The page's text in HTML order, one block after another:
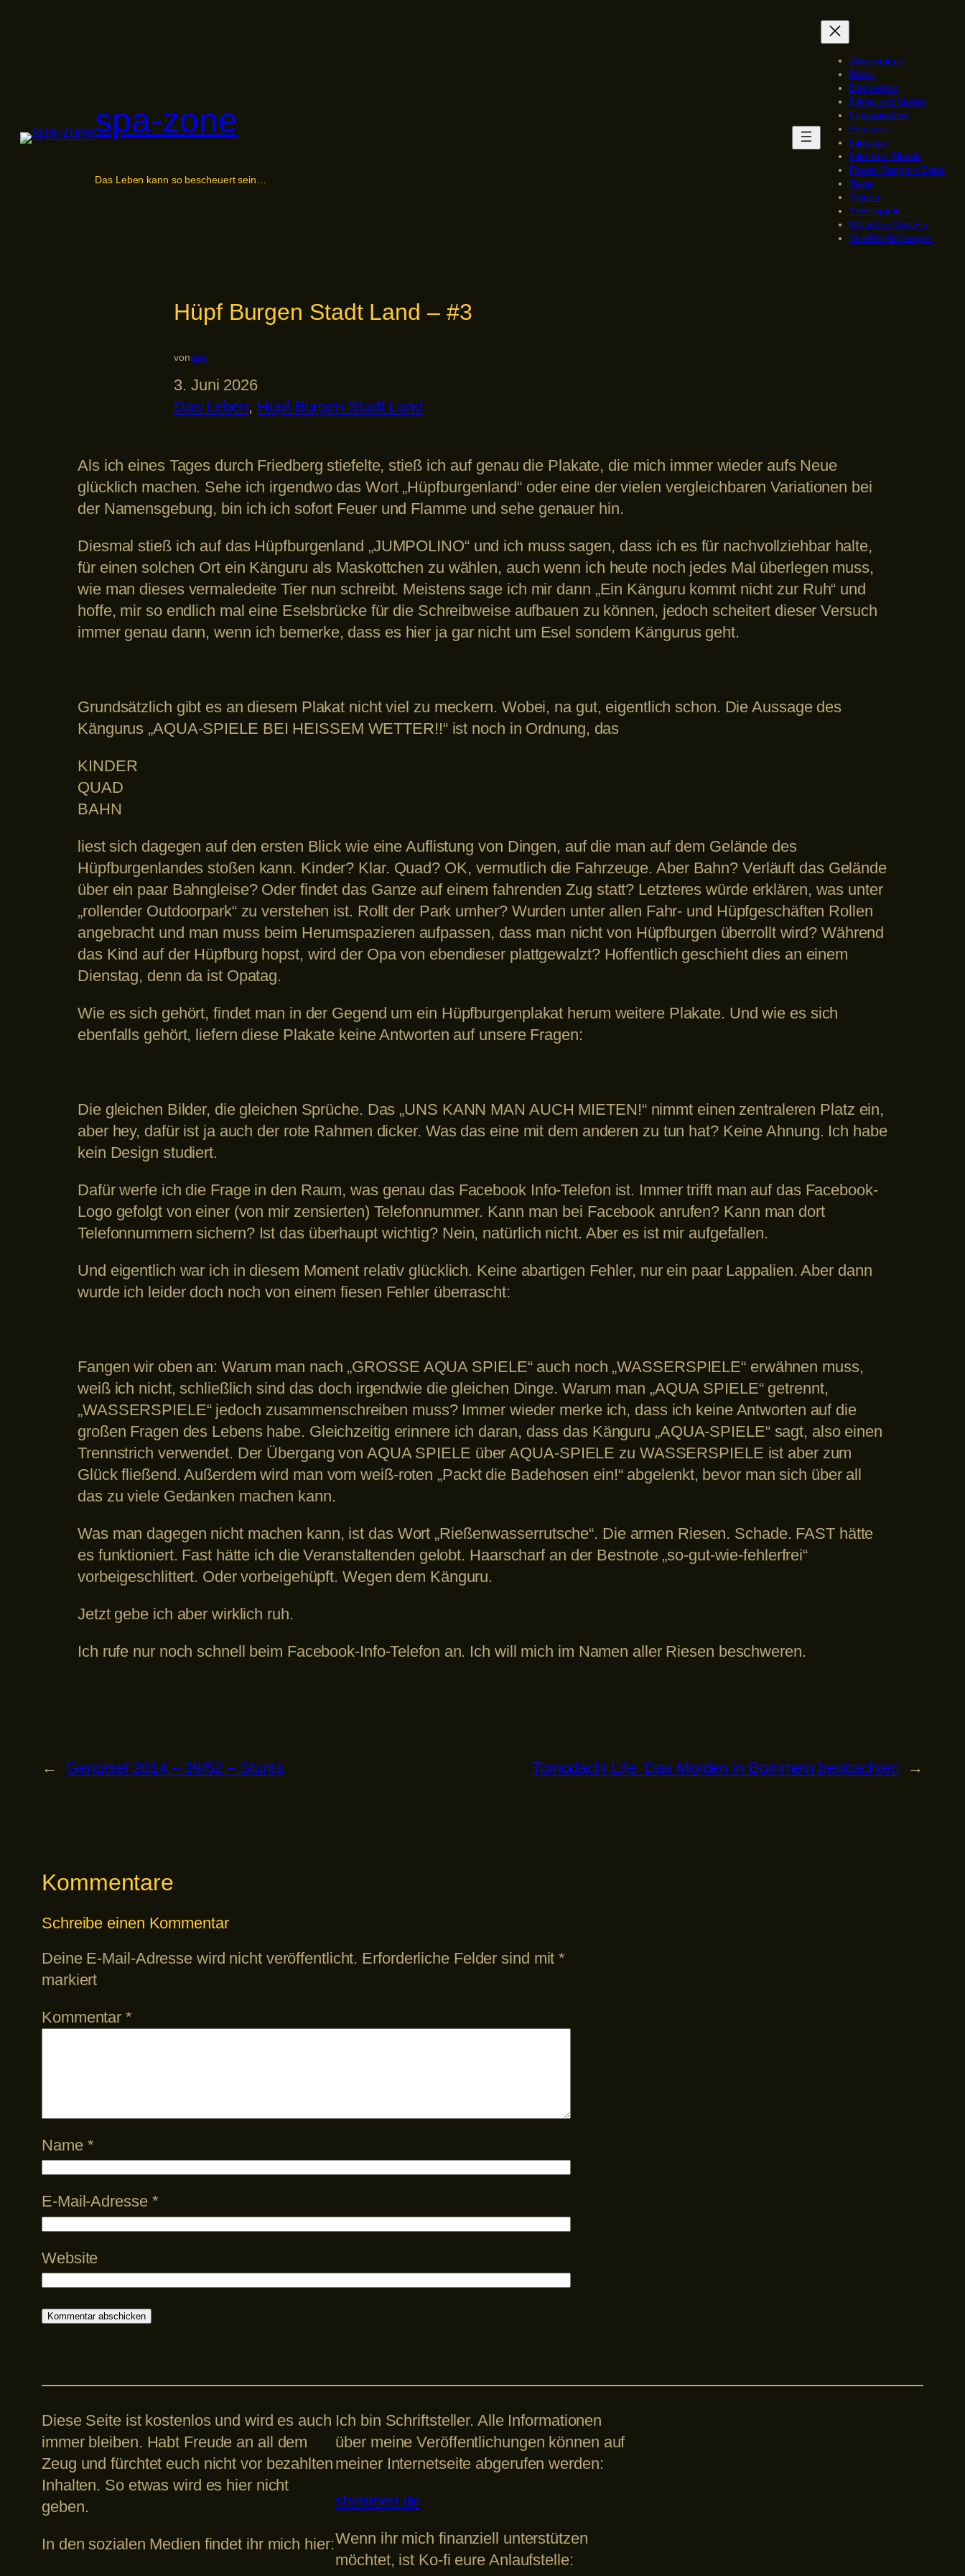
spa-zone
Das Leben kann so bescheuert sein…
Allgemeines
Bilder
Das Leben
Filme und Serien
Findspiration
Genürsel
Literatur
Literatur-Rituale
Power Rangers Zone
Texte
Videos
Videospiele
What the Mini-Fig
Veröffentlichungen
Hüpf Burgen Stadt Land – #3
vonspa
3. Juni 2026
Das Leben, Hüpf Burgen Stadt Land
Als ich eines Tages durch Friedberg stiefelte, stieß ich auf genau die Plakate, die mich immer wieder aufs Neue
glücklich machen. Sehe ich irgendwo das Wort „Hüpfburgenland“ oder eine der vielen vergleichbaren Variationen bei
der Namensgebung, bin ich ich sofort Feuer und Flamme und sehe genauer hin.
Diesmal stieß ich auf das Hüpfburgenland „JUMPOLINO“ und ich muss sagen, dass ich es für nachvollziehbar halte,
für einen solchen Ort ein Känguru als Maskottchen zu wählen, auch wenn ich heute noch jedes Mal überlegen muss,
wie man dieses vermaledeite Tier nun schreibt. Meistens sage ich mir dann „Ein Känguru kommt nicht zur Ruh“ und
hoffe, mir so endlich mal eine Eselsbrücke für die Schreibweise aufbauen zu können, jedoch scheitert dieser Versuch
immer genau dann, wenn ich bemerke, dass es hier ja gar nicht um Esel sondern Kängurus geht.
Grundsätzlich gibt es an diesem Plakat nicht viel zu meckern. Wobei, na gut, eigentlich schon. Die Aussage des
Kängurus „AQUA-SPIELE BEI HEISSEM WETTER!!“ ist noch in Ordnung, das
KINDER
QUAD
BAHN
liest sich dagegen auf den ersten Blick wie eine Auflistung von Dingen, auf die man auf dem Gelände des
Hüpfburgenlandes stoßen kann. Kinder? Klar. Quad? OK, vermutlich die Fahrzeuge. Aber Bahn? Verläuft das Gelände
über ein paar Bahngleise? Oder findet das Ganze auf einem fahrenden Zug statt? Letzteres würde erklären, was unter
„rollender Outdoorpark“ zu verstehen ist. Rollt der Park umher? Wurden unter allen Fahr- und Hüpfgeschäften Rollen
angebracht und man muss beim Herumspazieren aufpassen, dass man nicht von Hüpfburgen überrollt wird? Während
das Kind auf der Hüpfburg hopst, wird der Opa von ebendieser plattgewalzt? Hoffentlich geschieht dies an einem
Dienstag, denn da ist Opatag.
Wie es sich gehört, findet man in der Gegend um ein Hüpfburgenplakat herum weitere Plakate. Und wie es sich
ebenfalls gehört, liefern diese Plakate keine Antworten auf unsere Fragen:
Die gleichen Bilder, die gleichen Sprüche. Das „UNS KANN MAN AUCH MIETEN!“ nimmt einen zentraleren Platz ein,
aber hey, dafür ist ja auch der rote Rahmen dicker. Was das eine mit dem anderen zu tun hat? Keine Ahnung. Ich habe
kein Design studiert.
Dafür werfe ich die Frage in den Raum, was genau das Facebook Info-Telefon ist. Immer trifft man auf das Facebook-
Logo gefolgt von einer (von mir zensierten) Telefonnummer. Kann man bei Facebook anrufen? Kann man dort
Telefonnummern sichern? Ist das überhaupt wichtig? Nein, natürlich nicht. Aber es ist mir aufgefallen.
Und eigentlich war ich in diesem Moment relativ glücklich. Keine abartigen Fehler, nur ein paar Lappalien. Aber dann
wurde ich leider doch noch von einem fiesen Fehler überrascht:
Fangen wir oben an: Warum man nach „GROSSE AQUA SPIELE“ auch noch „WASSERSPIELE“ erwähnen muss,
weiß ich nicht, schließlich sind das doch irgendwie die gleichen Dinge. Warum man „AQUA SPIELE“ getrennt,
„WASSERSPIELE“ jedoch zusammenschreiben muss? Immer wieder merke ich, dass ich keine Antworten auf die
großen Fragen des Lebens habe. Gleichzeitig erinnere ich daran, dass das Känguru „AQUA-SPIELE“ sagt, also einen
Trennstrich verwendet. Der Übergang von AQUA SPIELE über AQUA-SPIELE zu WASSERSPIELE ist aber zum
Glück fließend. Außerdem wird man vom weiß-roten „Packt die Badehosen ein!“ abgelenkt, bevor man sich über all
das zu viele Gedanken machen kann.
Was man dagegen nicht machen kann, ist das Wort „Rießenwasserrutsche“. Die armen Riesen. Schade. FAST hätte
es funktioniert. Fast hätte ich die Veranstaltenden gelobt. Haarscharf an der Bestnote „so-gut-wie-fehlerfrei“
vorbeigeschlittert. Oder vorbeigehüpft. Wegen dem Känguru.
Jetzt gebe ich aber wirklich ruh.
Ich rufe nur noch schnell beim Facebook-Info-Telefon an. Ich will mich im Namen aller Riesen beschweren.
← Genürsel 2014 – 39/52 – Stunts Tomodachi Life: Das Morden in Bommeln beobachten →
Kommentare
Schreibe einen Kommentar
Deine E-Mail-Adresse wird nicht veröffentlicht. Erforderliche Felder sind mit*
markiert
Kommentar*
Name *
E-Mail-Adresse *
Website
Diese Seite ist kostenlos und wird es auch
immer bleiben. Habt Freude an all dem
Zeug und fürchtet euch nicht vor bezahlten
Inhalten. So etwas wird es hier nicht
geben.
In den sozialen Medien findet ihr mich hier:
Ich bin Schriftsteller. Alle Informationen
über meine Veröffentlichungen können auf
meiner Internetseite abgerufen werden:
shimmen.de
Wenn ihr mich finanziell unterstützen
möchtet, ist Ko-fi eure Anlaufstelle: